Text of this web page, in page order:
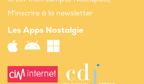
M'inscrire à la newsletter
Les Apps Nostalgie